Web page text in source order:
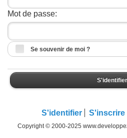
Mot de passe:
Se souvenir de moi ?
S'identifier
S'identifier S'inscrire
Copyright © 2000-2025